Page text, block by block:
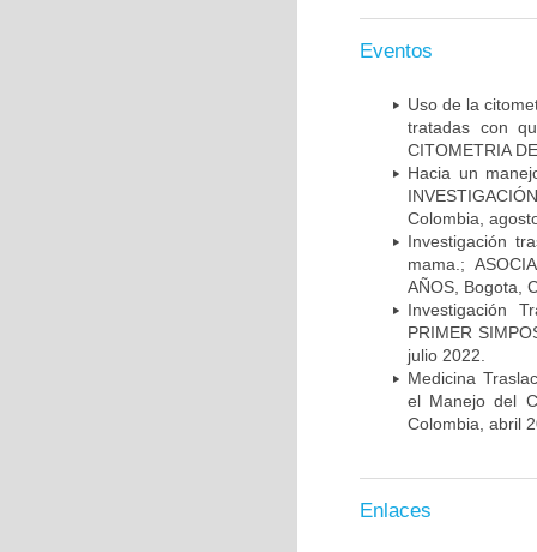
Eventos
Uso de la
tratadas con
CITOMETRIA
Hacia un
Colombia,
Investigación
mama.;
AÑOS, Bogota,
Investigación
PRIMER
julio 2022.
Medicina
el Manejo del
Colombia, abril
Enlaces